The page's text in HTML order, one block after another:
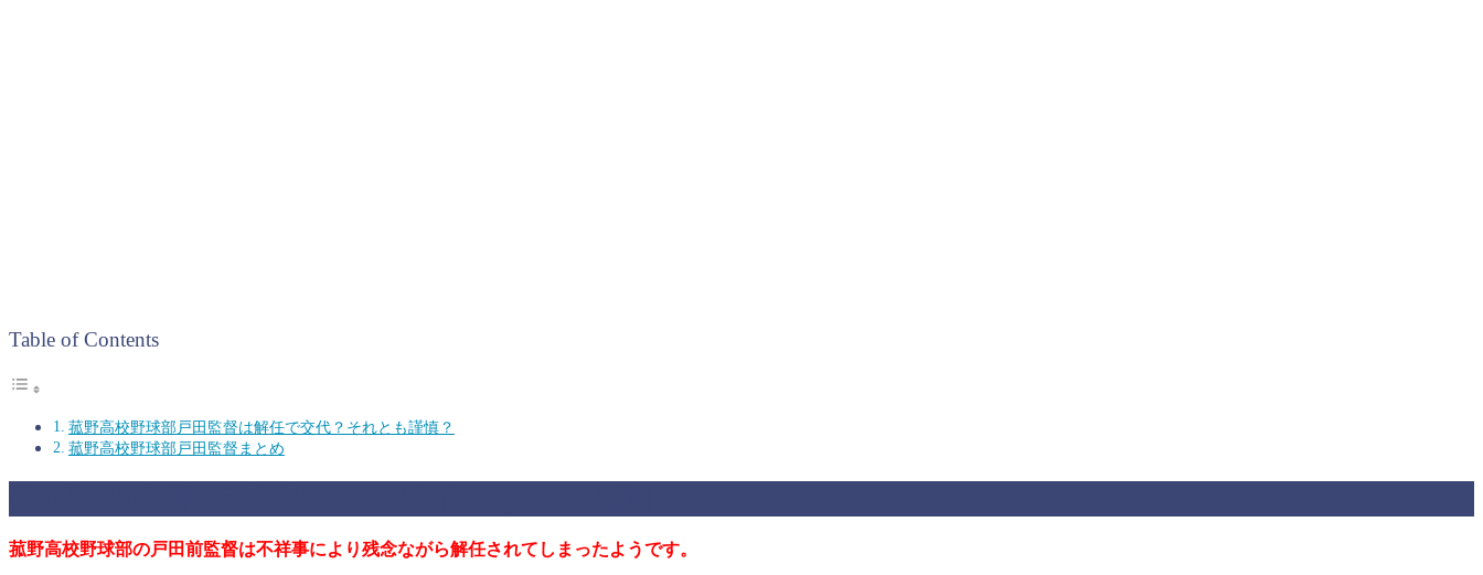
Table of Contents
菰野高校野球部戸田監督は解任で交代？それとも謹慎？
菰野高校野球部戸田監督まとめ
菰野高校野球部の戸田前監督は不祥事により残念ながら解任されてしまったようです。